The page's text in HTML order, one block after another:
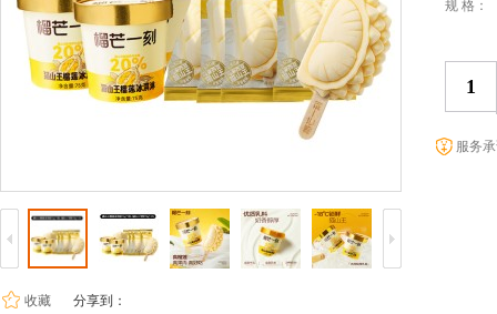
收藏 分享到：
规 格：
服务